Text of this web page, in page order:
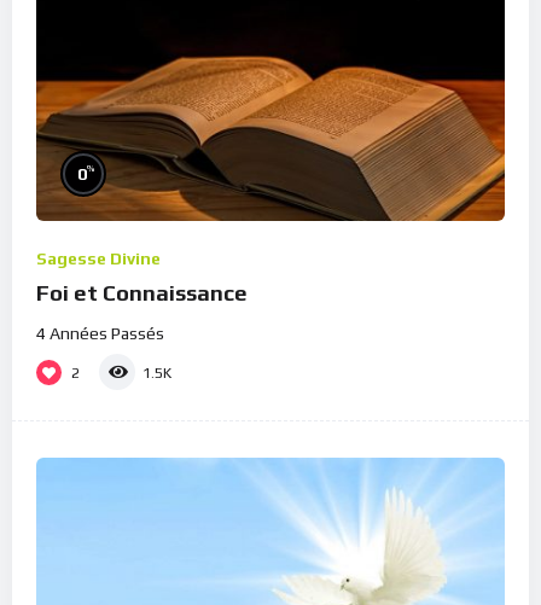
0%
Sagesse Divine
Foi et Connaissance
4 Années Passés
2 1.5K